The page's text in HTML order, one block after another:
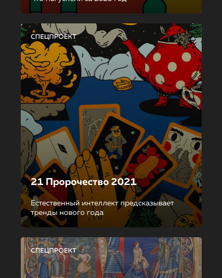
СПЕЦПРОЕКТ
21 Пророчество 2021
Естественный интеллект предсказывает
тренды нового года
СПЕЦПРОЕКТ